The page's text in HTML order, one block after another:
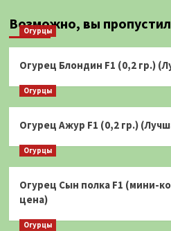
Возможно, вы
Огурцы
Огурец Блондин F1 (0,2 гр.)
Огурцы
Огурец Ажур F1 (0,2 гр.)
Огурцы
Огурец Сын полка F1 (мини-
цена)
Огурцы